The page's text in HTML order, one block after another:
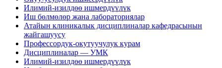
Илимий-изилдөө ишмердүүлүк
Иш бөлмөлөр жана лабораториялар
Атайын клиникалык дисциплиналар кафедрасынын
жайгашуусу
Профессордук-окутуучулук курам
Дисциплиналар — УМК
Илимий-изилдөө ишмердүүлүк